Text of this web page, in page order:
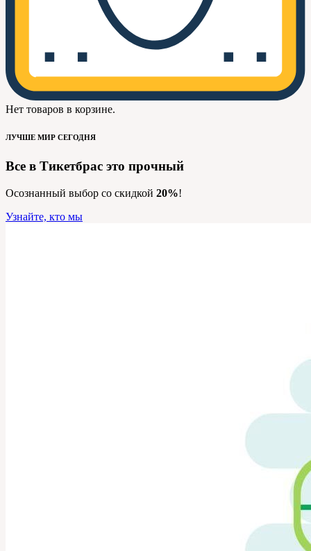
Нет товаров в корзине.
ЛУЧШЕ МИР СЕГОДНЯ
Все в Тикетбрас это прочный
Осознанный выбор со скидкой 20%!
Узнайте, кто мы